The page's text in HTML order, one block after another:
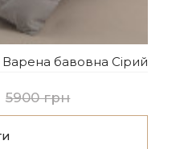
Варена бавовна Сірий
5900 грн